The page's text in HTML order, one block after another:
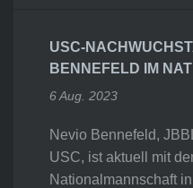
USC-
BENNEFELD IM
6 Aug. 2023
Nevio Bennefeld,
USC, ist aktuell mit
Nationalmannschaft